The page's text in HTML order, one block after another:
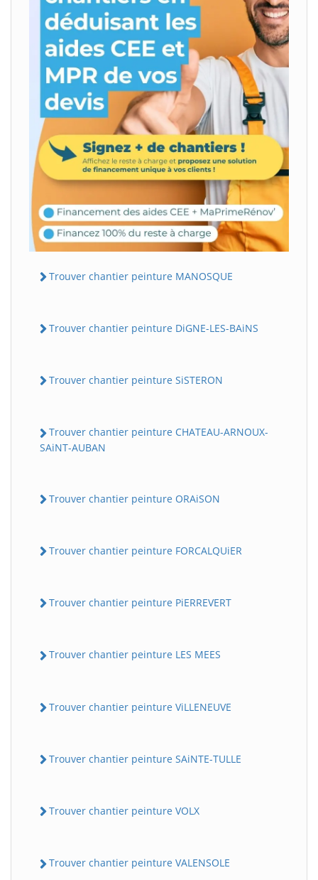
Trouver chantier peinture MANOSQUE
Trouver chantier peinture DiGNE-LES-BAiNS
Trouver chantier peinture SiSTERON
Trouver chantier peinture CHATEAU-ARNOUX-
SAiNT-AUBAN
Trouver chantier peinture ORAiSON
Trouver chantier peinture FORCALQUiER
Trouver chantier peinture PiERREVERT
Trouver chantier peinture LES MEES
Trouver chantier peinture ViLLENEUVE
Trouver chantier peinture SAiNTE-TULLE
Trouver chantier peinture VOLX
Trouver chantier peinture VALENSOLE